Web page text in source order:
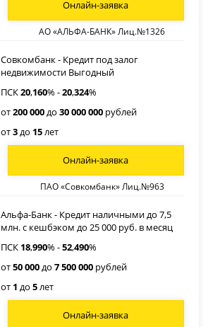
АО «АЛЬФА-БАНК» Лиц.№1326
Онлайн-заявка
Совкомбанк - Кредит под залог
недвижимости Выгодный
ПСК20,160% -20,324%
от200 000до30 000 000 рублей
от3до 15лет
ПАО «Совкомбанк» Лиц.№963
Онлайн-заявка
Альфа-Банк - Кредит наличными до 7,5
млн. с кешбэком до 25 000 руб. в месяц
ПСК 18,990% -52,490%
от50 000до7 500 000 рублей
от 1 до5лет
Онлайн-заявка